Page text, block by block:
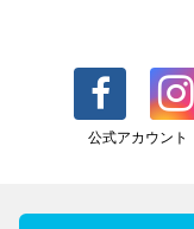
公式アカウント